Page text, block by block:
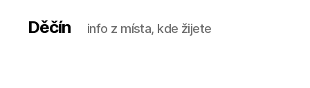
Děčín info z místa, kde žijete